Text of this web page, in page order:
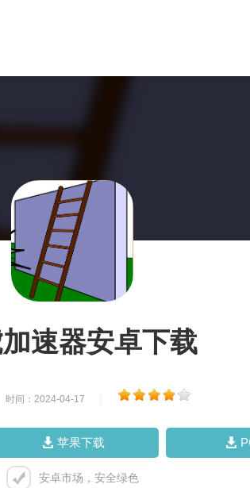
速器安卓下载
时间：2024-04-17
苹果下载
安卓市场，安全绿色